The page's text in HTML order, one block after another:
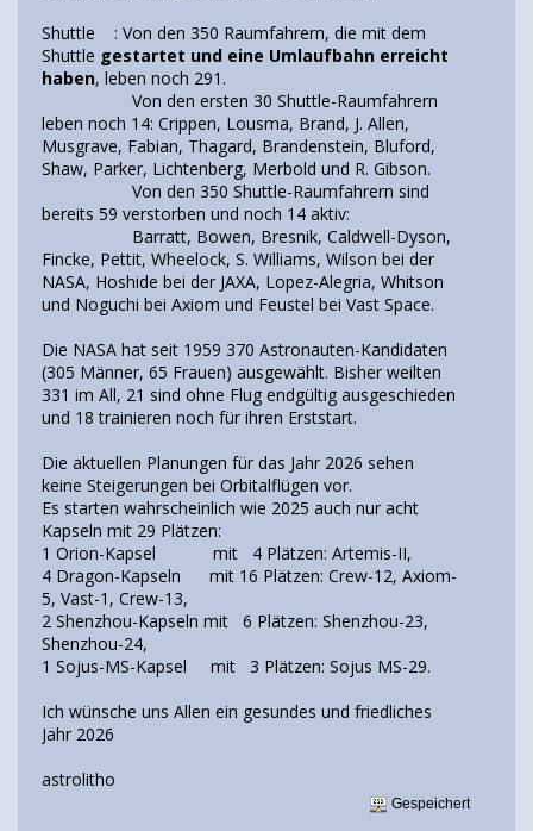
Shuttle : Von den 350 Raumfahrern, die mit dem
Shuttle gestartet und eine Umlaufbahn erreicht
haben, leben noch 291.
Von den ersten 30 Shuttle-Raumfahrern
leben noch 14: Crippen, Lousma, Brand, J. Allen,
Musgrave, Fabian, Thagard, Brandenstein, Bluford,
Shaw, Parker, Lichtenberg, Merbold und R. Gibson.
Von den 350 Shuttle-Raumfahrern sind
bereits 59 verstorben und noch 14 aktiv:
Barratt, Bowen, Bresnik, Caldwell-Dyson,
Fincke, Pettit, Wheelock, S. Williams, Wilson bei der
NASA, Hoshide bei der JAXA, Lopez-Alegria, Whitson
und Noguchi bei Axiom und Feustel bei Vast Space.
Die NASA hat seit 1959 370 Astronauten-Kandidaten
(305 Männer, 65 Frauen) ausgewählt. Bisher weilten
331 im All, 21 sind ohne Flug endgültig ausgeschieden
und 18 trainieren noch für ihren Erststart.
Die aktuellen Planungen für das Jahr 2026 sehen
keine Steigerungen bei Orbitalflügen vor.
Es starten wahrscheinlich wie 2025 auch nur acht
Kapseln mit 29 Plätzen:
1 Orion-Kapsel mit 4 Plätzen: Artemis-II,
4 Dragon-Kapseln mit 16 Plätzen: Crew-12, Axiom-
5, Vast-1, Crew-13,
2 Shenzhou-Kapseln mit 6 Plätzen: Shenzhou-23,
Shenzhou-24,
1 Sojus-MS-Kapsel mit 3 Plätzen: Sojus MS-29.
Ich wünsche uns Allen ein gesundes und friedliches
Jahr 2026
astrolitho
Gespeichert